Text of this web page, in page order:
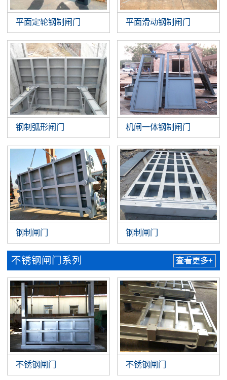
平面定轮钢制闸门 平面滑动钢制闸门
钢制弧形闸门 机闸一体钢制闸门
钢制闸门 钢制闸门
不锈钢闸门系列 查看更多+
不锈钢闸门 不锈钢闸门